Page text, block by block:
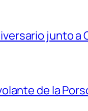
junto a
de la